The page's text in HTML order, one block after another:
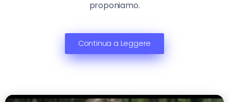
proponiamo.
Continua a Leggere